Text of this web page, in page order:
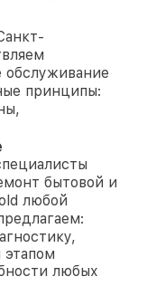
обслуживание
принципы:
бытовой и
любой
этапом
любых